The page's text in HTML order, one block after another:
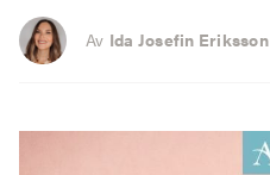
Av Ida Josefin Eriksson